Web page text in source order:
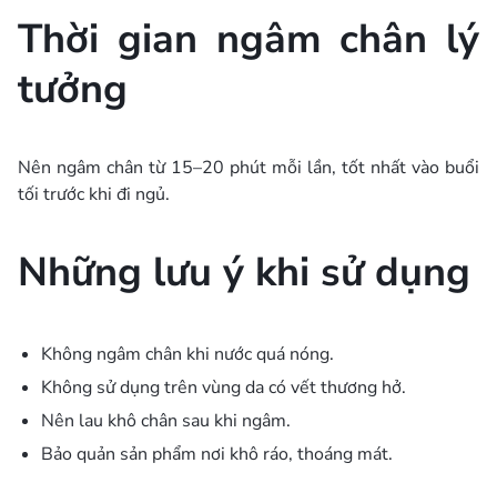
Thời gian ngâm chân lý
tưởng
Nên ngâm chân từ 15–20 phút mỗi lần, tốt nhất vào buổi
tối trước khi đi ngủ.
Những lưu ý khi sử dụng
Không ngâm chân khi nước quá nóng.
Không sử dụng trên vùng da có vết thương hở.
Nên lau khô chân sau khi ngâm.
Bảo quản sản phẩm nơi khô ráo, thoáng mát.